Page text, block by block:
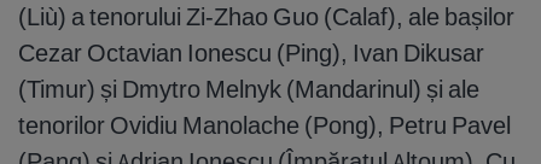
(Liù) a tenorului Zi-Zhao Guo (Calaf), ale bașilor
Cezar Octavian Ionescu (Ping), Ivan Dikusar
(Timur) și Dmytro Melnyk (Mandarinul) și ale
tenorilor Ovidiu Manolache (Pong), Petru Pavel